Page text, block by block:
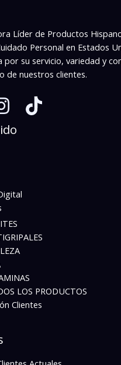
Líder de Productos
Personal en Estados
por su servicio, variedad y
de nuestros clientes.
LOS PRODUCTOS
Clientes